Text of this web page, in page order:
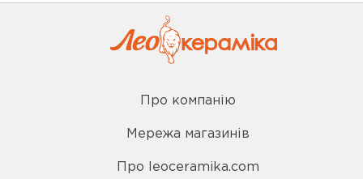
Про компанію
Мережа магазинів
Про leoceramika.com